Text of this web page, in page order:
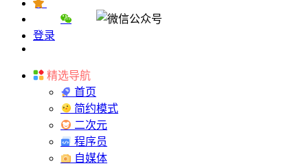
登录
精选导航
首页
简约模式
二次元
程序员
自媒体